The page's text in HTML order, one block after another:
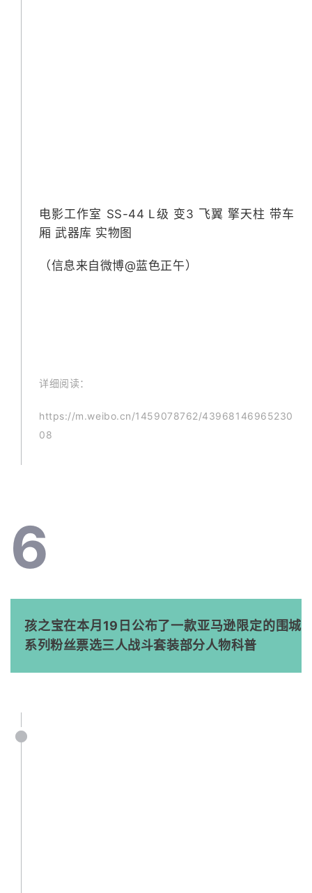
电影工作室 SS-44 L级 变3 飞翼 擎天柱 带车
厢 武器库 实物图 ​​​
（信息来自微博@蓝色正午）
详细阅读：
https://m.weibo.cn/1459078762/43968146965230
08
6
孩之宝在本月19日公布了一款亚马逊限定的围城
系列粉丝票选三人战斗套装部分人物科普